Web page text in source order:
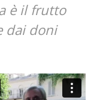
è il frutto
dai doni